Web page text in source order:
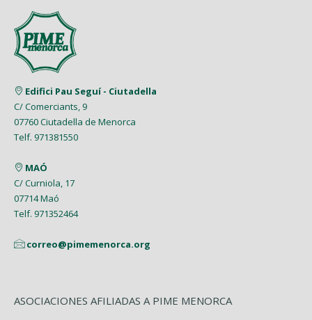
Edifici Pau Seguí - Ciutadella
C/ Comerciants, 9
07760 Ciutadella de Menorca
Telf. 971381550
MAÓ
C/ Curniola, 17
07714 Maó
Telf. 971352464
correo@pimemenorca.org
ASOCIACIONES AFILIADAS A PIME MENORCA